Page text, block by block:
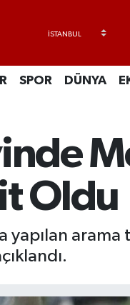
SPOR DÜNYA
Oldu
yapılan arama